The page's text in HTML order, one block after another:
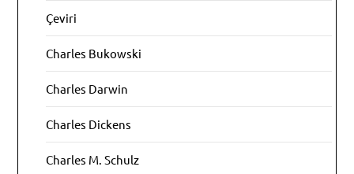
Çeviri
Charles Bukowski
Charles Darwin
Charles Dickens
Charles M. Schulz